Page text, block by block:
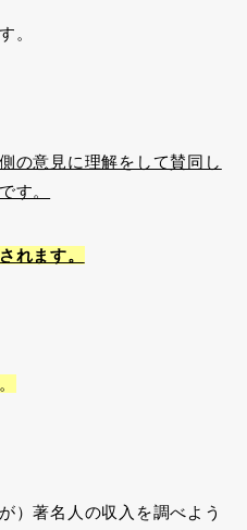
。
の意見に理解をして賛同し
す。
れます。
）著名人の収入を調べよう